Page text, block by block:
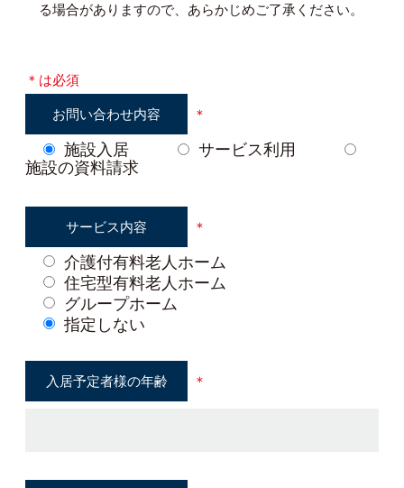
る場合がありますので、あらかじめご了承ください。
＊は必須
お問い合わせ内容 ＊
施設入居
サービス利用
施設の資料請求
サービス内容 ＊
介護付有料老人ホーム
住宅型有料老人ホーム
グループホーム
指定しない
入居予定者様の年齢 ＊